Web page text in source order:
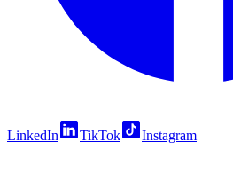
LinkedIn TikTok Instagram